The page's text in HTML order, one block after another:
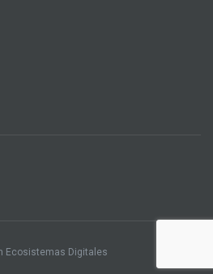
Ecosistemas Digitales